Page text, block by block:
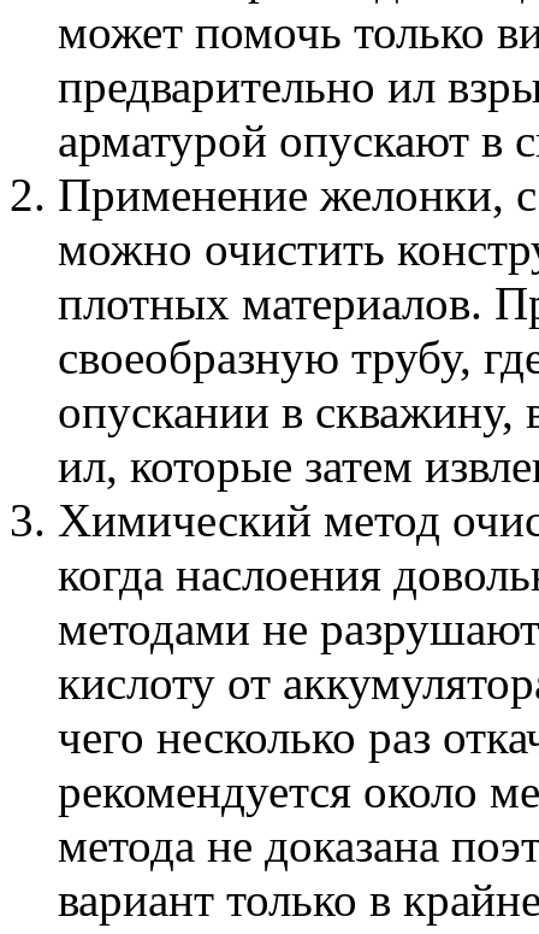
может помочь только
предварительно ил
арматурой опускают в
Применение желонки,
можно очистить
плотных материалов.
своеобразную трубу,
опускании в скважину,
ил, которые затем
Химический метод
когда наслоения
методами не
кислоту от
чего несколько раз
рекомендуется около
метода не доказана
вариант только в